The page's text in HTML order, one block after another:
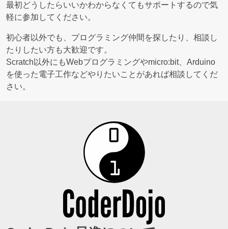
最初どうしたらいいかわからなくてもサポートするので気
軽に参加してください。
初心者以外でも、プログラミング仲間を探したり、相談し
たりしたい方も大歓迎です。
Scratch以外にもWebプログラミングやmicro:bit、Arduino
を使った電子工作などやりたいことがあれば相談してくだ
さい。